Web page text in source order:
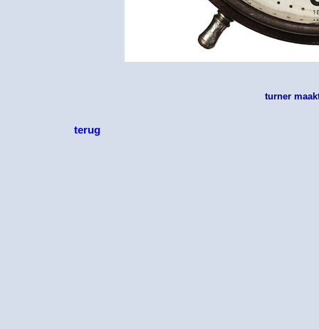
turner
terug